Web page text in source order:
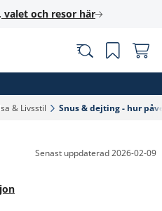
valet och resor här
& Livsstil‎ Snus & dejting - hur
Senast uppdaterad2026-02-09